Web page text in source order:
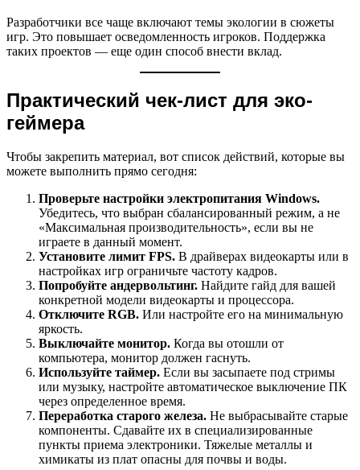
Разработчики все чаще включают темы экологии в сюжеты
игр. Это повышает осведомленность игроков. Поддержка
таких проектов — еще один способ внести вклад.
Практический чек-лист для эко-
геймера
Чтобы закрепить материал, вот список действий, которые вы
можете выполнить прямо сегодня:
Проверьте настройки электропитания Windows.
Убедитесь, что выбран сбалансированный режим, а не
«Максимальная производительность», если вы не
играете в данный момент.
Установите лимит FPS. В драйверах видеокарты или в
настройках игр ограничьте частоту кадров.
Попробуйте андервольтинг. Найдите гайд для вашей
конкретной модели видеокарты и процессора.
Отключите RGB. Или настройте его на минимальную
яркость.
Выключайте монитор. Когда вы отошли от
компьютера, монитор должен гаснуть.
Используйте таймер. Если вы засыпаете под стримы
или музыку, настройте автоматическое выключение ПК
через определенное время.
Переработка старого железа. Не выбрасывайте старые
компоненты. Сдавайте их в специализированные
пункты приема электроники. Тяжелые металлы и
химикаты из плат опасны для почвы и воды.